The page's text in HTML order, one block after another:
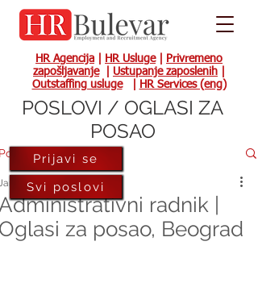
HR Agencija HR Usluge|
Privremeno
zapošljavanje| Ustupanje zaposlenih
Outstaffing usluge| HR Services (eng)
radnik |
za posao, Beograd
13, 2022
Prijavi se
Svi poslovi
POSLOVI / OGLASI ZA
POSAO